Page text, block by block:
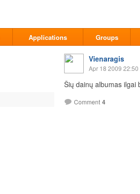
Applications Groups
Vienaragis
Apr 18 2009 22:50
Šių dainų albumas ilgai
Comment 4